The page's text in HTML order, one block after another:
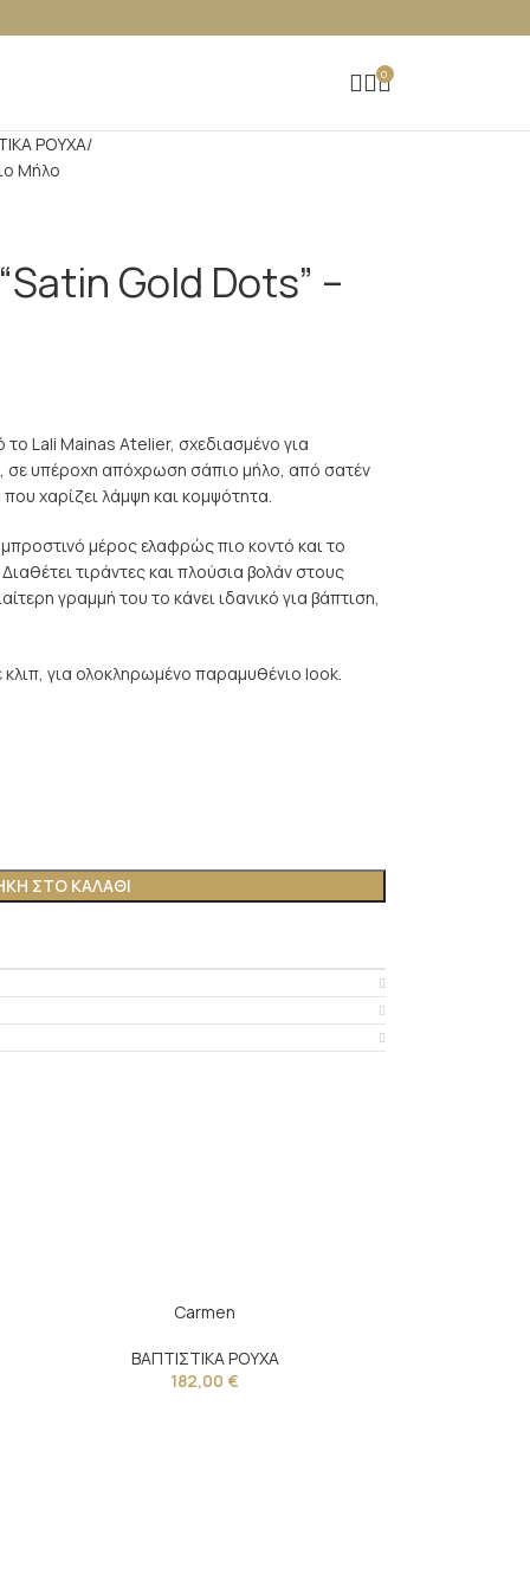
0
ΡΟΥΧΑ
Μήλο
Gold Dots” –
Lali Mainas Atelier, σχεδιασμένο για
σε υπέροχη απόχρωση σάπιο μήλο, από σατέν
χαρίζει λάμψη και κομψότητα.
μέρος ελαφρώς πιο κοντό και το
τιράντες και πλούσια βολάν στους
γραμμή του το κάνει ιδανικό για βάπτιση,
για ολοκληρωμένο παραμυθένιο look.
ΣΤΟ ΚΑΛΆΘΙ
Carmen
ΒΑΠΤΙΣΤΙΚΑ ΡΟΥΧΑ
182,00 €